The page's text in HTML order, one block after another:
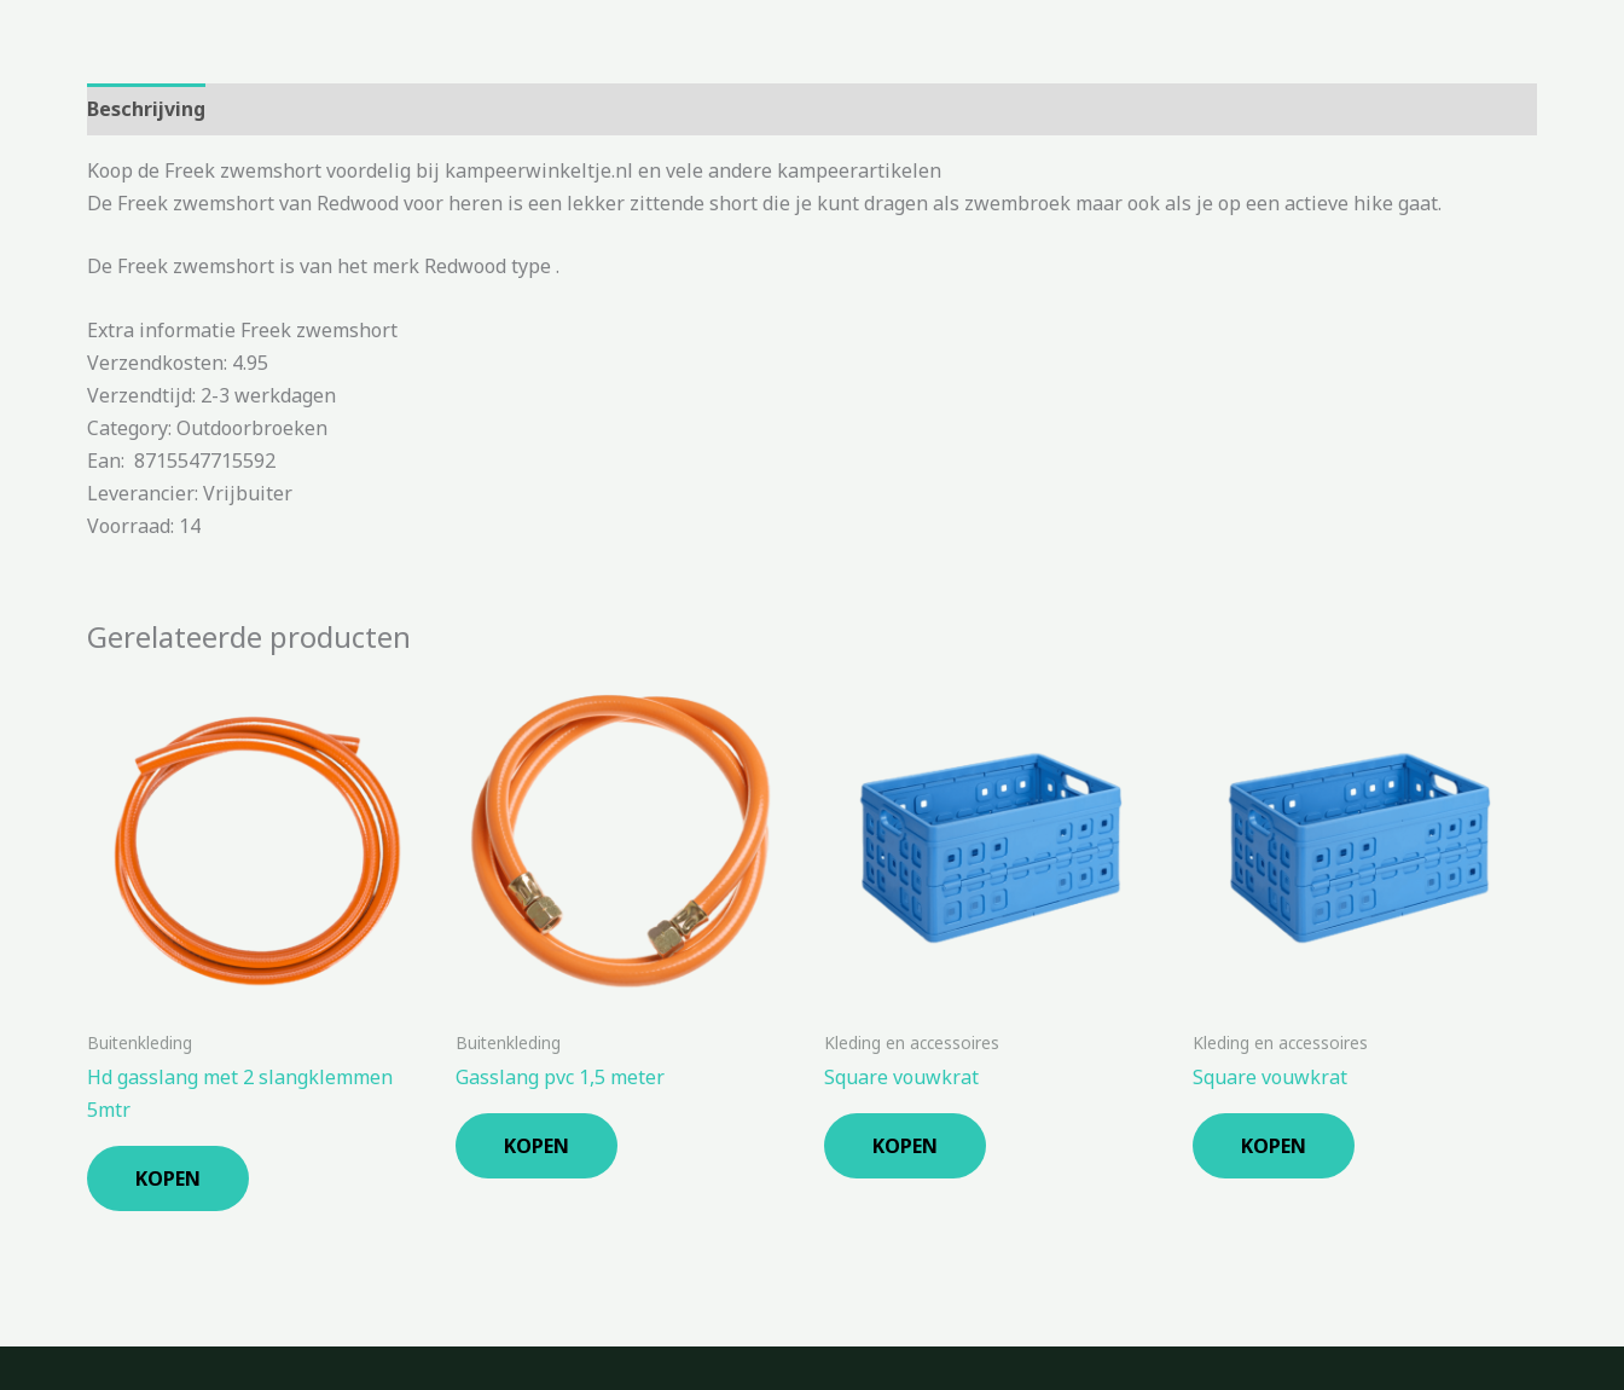
Beschrijving
Koop de Freek zwemshort voordelig bij kampeerwinkeltje.nl en vele andere kampeerartikelen
De Freek zwemshort van Redwood voor heren is een lekker zittende short die je kunt dragen als zwembroek maar ook als je op een actieve hike gaat.
De Freek zwemshort is van het merk Redwood type .
Extra informatie Freek zwemshort
Verzendkosten: 4.95
Verzendtijd: 2-3 werkdagen
Category: Outdoorbroeken
Ean: 8715547715592
Leverancier: Vrijbuiter
Voorraad: 14
Gerelateerde producten
Buitenkleding
Hd gasslang met 2 slangklemmen
5mtr
KOPEN
Buitenkleding
Gasslang pvc 1,5 meter
KOPEN
Kleding en accessoires
Square vouwkrat
KOPEN
Kleding en accessoires
Square vouwkrat
KOPEN